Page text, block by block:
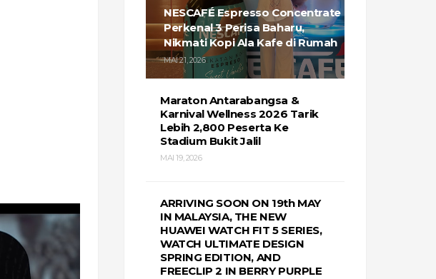
NESCAFÉ Espresso Concentrate
Perkenal 3 Perisa Baharu,
Nikmati Kopi Ala Kafe di Rumah
MAI 21, 2026
Maraton Antarabangsa &
Karnival Wellness 2026 Tarik
Lebih 2,800 Peserta Ke
Stadium Bukit Jalil
MAI 19, 2026
ARRIVING SOON ON 19th MAY
IN MALAYSIA, THE NEW
HUAWEI WATCH FIT 5 SERIES,
WATCH ULTIMATE DESIGN
SPRING EDITION, AND
FREECLIP 2 IN BERRY PURPLE